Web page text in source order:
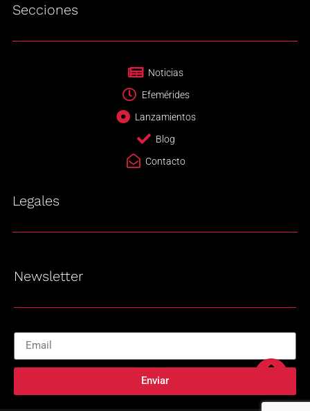
Secciones
Noticias
Efemérides
Lanzamientos
Blog
Contacto
Legales
Newsletter
Enviar